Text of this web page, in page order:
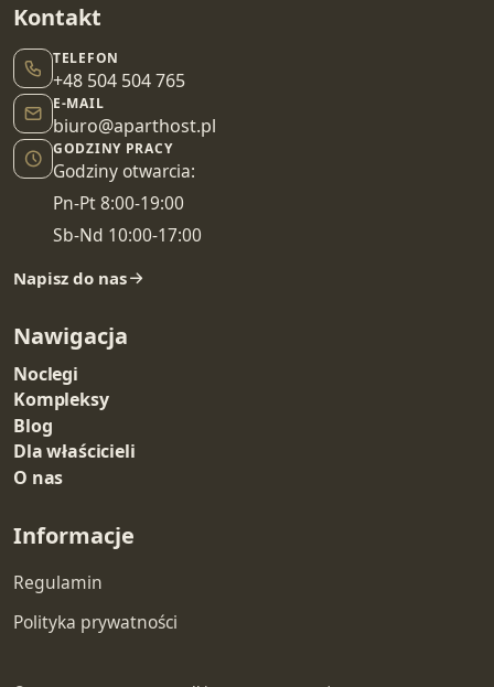
Kontakt
TELEFON
+48 504 504 765
E-MAIL
biuro@aparthost.pl
GODZINY PRACY
Godziny otwarcia:
Pn-Pt 8:00-19:00
Sb-Nd 10:00-17:00
Napisz do nas
Nawigacja
Noclegi
Kompleksy
Blog
Dla właścicieli
O nas
Informacje
Regulamin
Polityka prywatności